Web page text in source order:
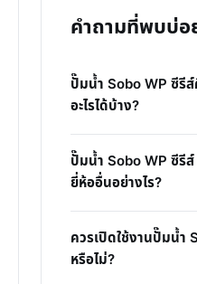
คำถามที่พบบ่อ
ปั๊มน้ำ Sobo WP ซีรีส์
อะไรได้บ้าง?
ปั๊มน้ำ Sobo WP ซีรี
ยี่ห้ออื่นอย่างไร?
ควรเปิดใช้งานปั๊มน้ำ
หรือไม่?